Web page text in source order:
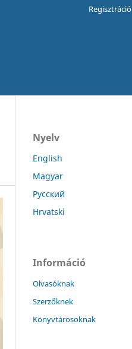
Regisztráció
Nyelv
English
Magyar
Русский
Hrvatski
Információ
Olvasóknak
Szerzőknek
Könyvtárosoknak